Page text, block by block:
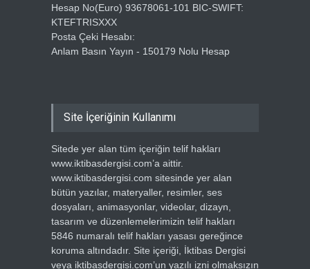
Hesap No(Euro) 93678061-101 BIC-SWIFT:
KTEFTRISXXX
Posta Çeki Hesabı:
Anlam Basın Yayın - 150179 Nolu Hesap
Site İçeriğinin Kullanımı
Sitede yer alan tüm içeriğin telif hakları
www.iktibasdergisi.com’a aittir.
www.iktibasdergisi.com sitesinde yer alan
bütün yazılar, materyaller, resimler, ses
dosyaları, animasyonlar, videolar, dizayn,
tasarım ve düzenlemelerimizin telif hakları
5846 numaralı telif hakları yasası gereğince
koruma altındadır. Site içeriği, İktibas Dergisi
veya iktibasdergisi.com’un yazılı izni olmaksızın